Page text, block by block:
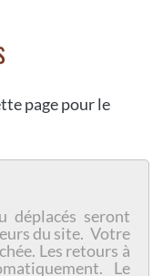
page pour le
déplacés seront
du site. Votre
Les retours à
Le